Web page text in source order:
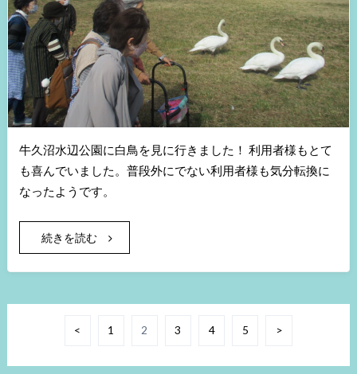
牛久沼水辺公園に白鳥を見に行きました！ 利用者様もとて
も喜んでいました。普段外にでない利用者様も気分転換に
なったようです。
続きを読む
< 1 2 3 4 5 >